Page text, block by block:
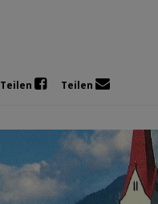
Teilen Teilen